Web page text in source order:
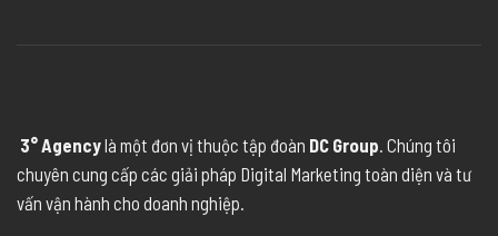
3° Agencylà một đơn vị thuộc tập đoàn DC Group. Chúng tôi
chuyên cung cấp các giải pháp Digital Marketing toàn diện và tư
vấn vận hành cho doanh nghiệp.